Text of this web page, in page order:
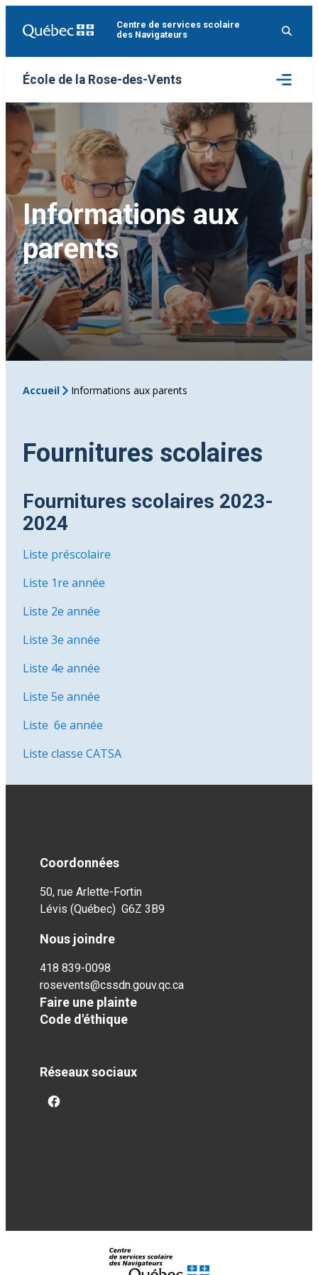
Centre de services scolaire
des Navigateurs
École de la Rose-des-Vents
Ouvrir
le
menu
Informations aux
parents
Accueil Informations aux parents
Fournitures scolaires
Fournitures scolaires 2023-
2024
Liste préscolaire
Liste 1re année
Liste 2e année
Liste 3e année
Liste 4e année
Liste 5e année
Liste 6e année
Liste classe CATSA
Coordonnées
50, rue Arlette-Fortin
Lévis (Québec) G6Z 3B9
Nous joindre
418 839-0098
rosevents@cssdn.gouv.qc.ca
Faire une plainte
Code d'éthique
Réseaux sociaux
facebook